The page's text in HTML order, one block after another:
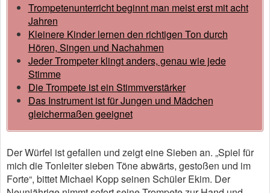
Trompetenunterricht beginnt man meist erst mit acht
Jahren
Kleinere Kinder lernen den richtigen Ton durch
Hören, Singen und Nachahmen
Jeder Trompeter klingt anders, genau wie jede
Stimme
Die Trompete ist ein Stimmverstärker
Das Instrument ist für Jungen und Mädchen
gleichermaßen geeignet
Der Würfel ist gefallen und zeigt eine Sieben an. „Spiel für
mich die Tonleiter sieben Töne abwärts, gestoßen und im
Forte“, bittet Michael Kopp seinen Schüler Ekim. Der